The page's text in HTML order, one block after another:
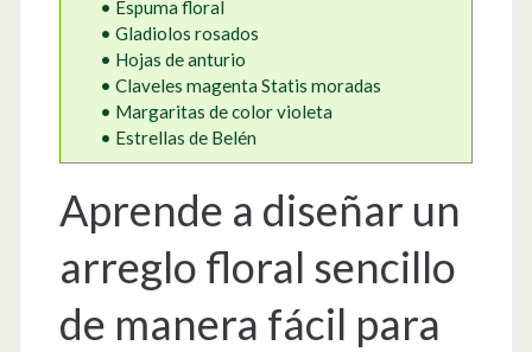
• Espuma floral
• Gladiolos rosados
• Hojas de anturio
• Claveles magenta Statis moradas
• Margaritas de color violeta
• Estrellas de Belén
Aprende a diseñar un
arreglo floral sencillo
de manera fácil para